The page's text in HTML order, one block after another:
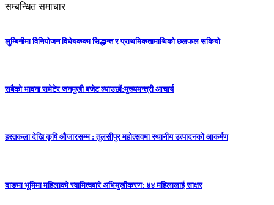
सम्बन्धित समाचार
लुम्बिनीमा विनियोजन विधेयकका सिद्धान्त र प्राथमिकतामाथिको छलफल सकियो
सबैको भावना समेटेर जनमुखी बजेट ल्याउछाैं:मुख्यमन्त्री आचार्य
हस्तकला देखि कृषि औजारसम्म : तुलसीपुर महोत्सवमा स्थानीय उत्पादनको आकर्षण
दाङमा भूमिमा महिलाको स्वामित्वबारे अभिमुखीकरण: ४४ महिलालाई साक्षर